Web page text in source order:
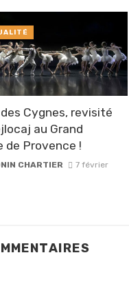
Cygnes, revisité
au Grand
de Provence !
CHARTIER
7 février